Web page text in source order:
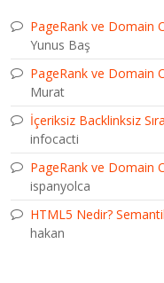
PageRank ve Domain
Yunus Baş
PageRank ve Domain
Murat
İçeriksiz Backlinksiz
infocacti
PageRank ve Domain
ispanyolca
HTML5 Nedir?
hakan